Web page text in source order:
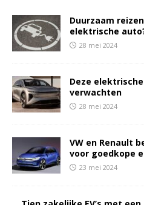
Duurzaam
elektrische
28 mei 2024
Deze
verwachten
28 mei 2024
VW en Renault
voor goedkope
23 mei 2024